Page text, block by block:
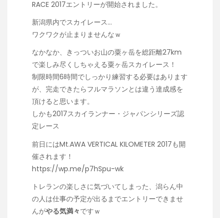
RACE 2017エントリーが開始されました。
新潟県内でスカイレース…
ワクワクが止まりませんなｗ
なかなか、きっついお山の粟ヶ岳を総距離27km
で楽しみ尽くしちゃえる粟ヶ岳スカイレース！
制限時間6時間でしっかり練習する必要はあります
が、完走できたらフルマラソンとは違う達成感を
頂けると思います。
しかも2017スカイランナー・ジャパンシリーズ認
定レース
前日にはMt.AWA VERTICAL KILOMETER 2017も開
催されます！
https://wp.me/p7hSpu-wk
トレランの楽しさに気づいてしまった、潟らん中
の人は仕事の予定が出るまでエントリーできませ
んがやる気満々ですｗ